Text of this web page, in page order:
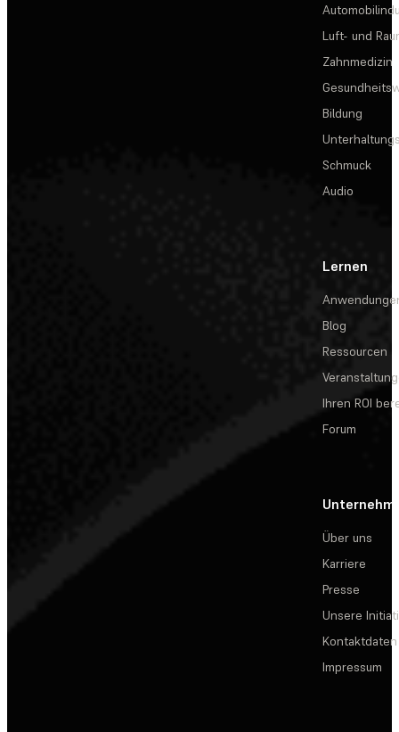
Luft- und
Zahnmedizin
Bildung
Schmuck
Audio
Lernen
Blog
Ressourcen
Ihren ROI
Forum
Über uns
Karriere
Presse
Unsere
Kontaktdaten
Impressum